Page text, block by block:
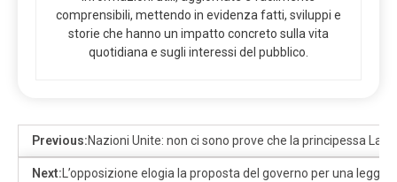
comprensibili, mettendo in evidenza fatti, sviluppi e
storie che hanno un impatto concreto sulla vita
quotidiana e sugli interessi del pubblico.
Previous:Nazioni Unite: non ci sono prove che la principessa
Next: L’opposizione elogia la proposta del governo per una